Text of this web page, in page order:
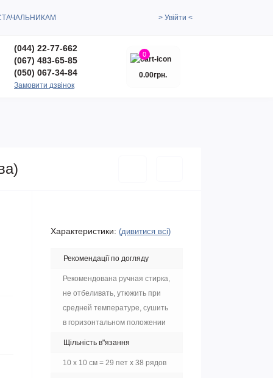
> Увійти <
(044) 22-77-662
(067) 483-65-85
(050) 067-34-84
Замовити дзвінок
0
0.00грн.
Характеристики: (дивитися всі)
Рекомендації по догляду
Рекомендована ручная стирка,
не отбеливать, утюжить при
средней температуре, сушить
в горизонтальном положении
Щільність в"язання
10 х 10 см = 29 пет х 38 рядов